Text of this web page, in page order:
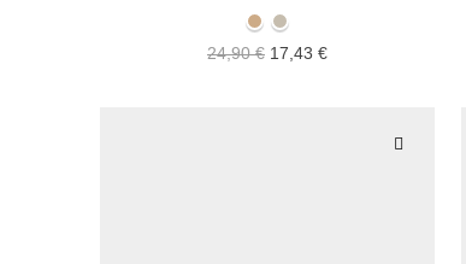
24,90 € 17,43 €